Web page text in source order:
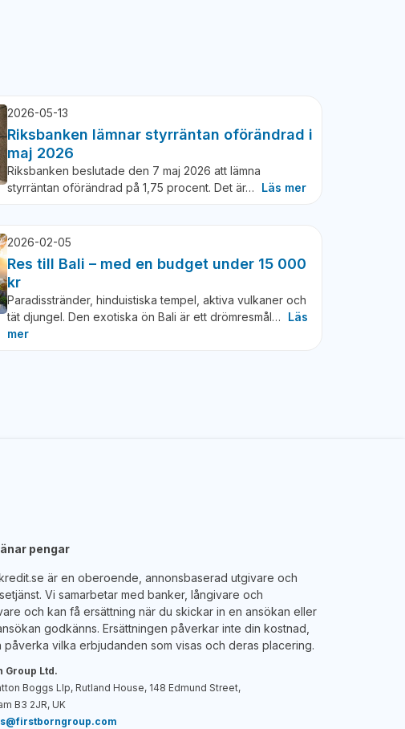
2026-05-13
Riksbanken lämnar styrräntan oförändrad i
maj 2026
Riksbanken beslutade den 7 maj 2026 att lämna
styrräntan oförändrad på 1,75 procent. Det är…
Läs mer
2026-02-05
Res till Bali – med en budget under 15 000
kr
Paradisstränder, hinduistiska tempel, aktiva vulkaner och
tät djungel. Den exotiska ön Bali är ett drömresmål…
Läs
mer
pengar
är en oberoende, annonsbaserad utgivare och
Vi samarbetar med banker, långivare och
och kan få ersättning när du skickar in en ansökan eller
godkänns. Ersättningen påverkar inte din kostnad,
påverka vilka erbjudanden som visas och deras placering.
Group Ltd.
Boggs Llp, Rutland House, 148 Edmund Street,
B3 2JR, UK